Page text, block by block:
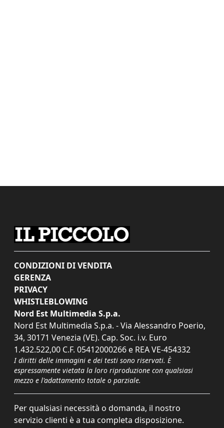
CONDIZIONI DI VENDITA
GERENZA
PRIVACY
WHISTLEBLOWING
Nord Est Multimedia S.p.a.
Nord Est Multimedia S.p.a. - Via Alessandro Poerio,
34, 30171 Venezia (VE). Cap. Soc. i.v. Euro
1.432.522,00 C.F. 05412000266 e REA VE-454332
I diritti delle immagini e dei testi sono riservati. È
espressamente vietata la loro riproduzione con qualsiasi
mezzo e l'adattamento totale o parziale.
Per qualsiasi necessità o domanda, il nostro
servizio clienti è a tua completa disposizione.